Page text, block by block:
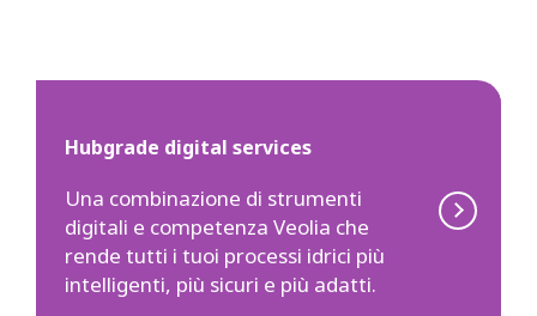
Hubgrade digital services
Una combinazione di strumenti
digitali e competenza Veolia che
rende tutti i tuoi processi idrici più
intelligenti, più sicuri e più adatti.